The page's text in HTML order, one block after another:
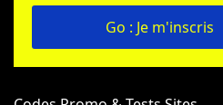
Go : Je m'inscris